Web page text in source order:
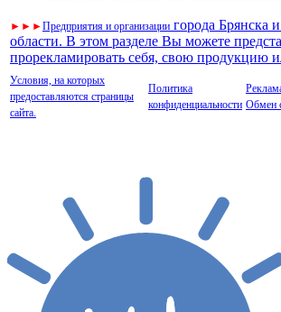
► ► ►Предприятия и организации города Брянска
области. В этом разделе Вы можете
прорекламировать себя, свою продукцию
Условия, на которых
предоставляются страницы
сайта.
Политика
конфиденциальности Обмен